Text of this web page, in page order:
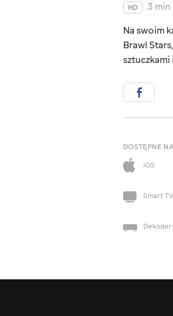
HD
3 min
Na swoim
Brawl
sztuczkami
DOSTĘPNE
iOS
Smart TV